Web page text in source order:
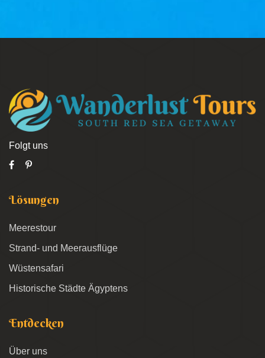
Folgt uns
Lösungen
Meerestour
Strand- und Meerausflüge
Wüstensafari
Historische Städte Ägyptens
Entdecken
Über uns